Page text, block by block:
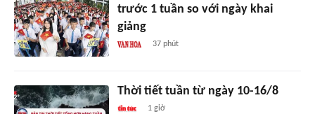
trước 1 tuần so với ngày khai
giảng
37 phút
Thời tiết tuần từ ngày 10-16/8
1 giờ